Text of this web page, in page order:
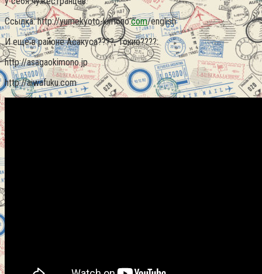
Ссылка: http://yumekyoto-kimono.com/english
И еще в районе Асакуса????, Токио????:
http://asagaokimono.jp
http://aiwafuku.com